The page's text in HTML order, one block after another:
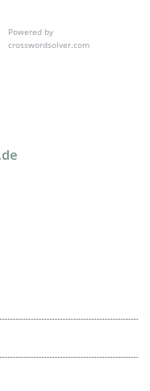
Powered by
crosswordsolver.com